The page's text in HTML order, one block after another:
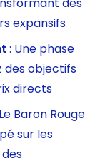
expansifs
: Une phase
des objectifs
directs
Baron Rouge
sur les